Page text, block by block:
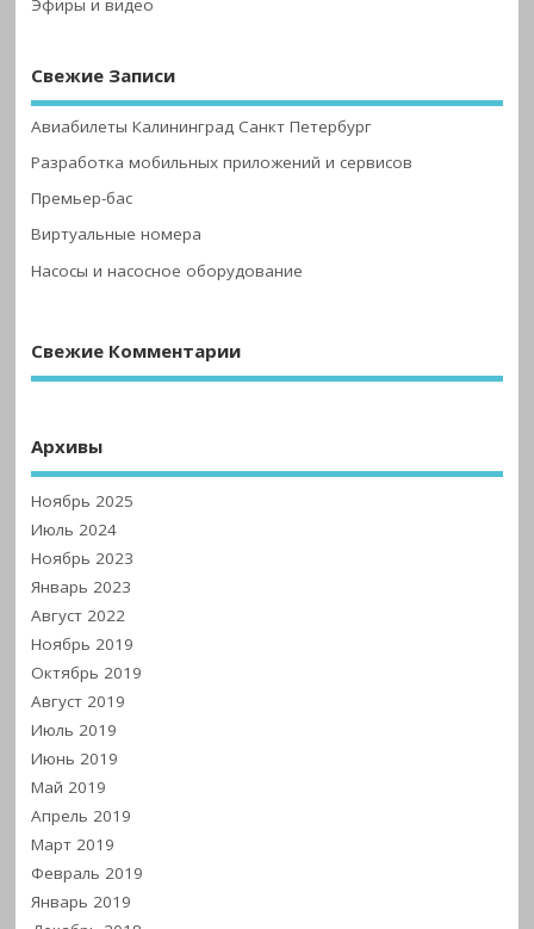
Свежие Записи
Авиабилеты Калининград Санкт Петербург
Разработка мобильных приложений и сервисов
Премьер-бас
Виртуальные номера
Насосы и насосное оборудование
Свежие Комментарии
Архивы
Ноябрь 2025
Июль 2024
Ноябрь 2023
Январь 2023
Август 2022
Ноябрь 2019
Октябрь 2019
Август 2019
Июль 2019
Июнь 2019
Май 2019
Апрель 2019
Март 2019
Февраль 2019
Январь 2019